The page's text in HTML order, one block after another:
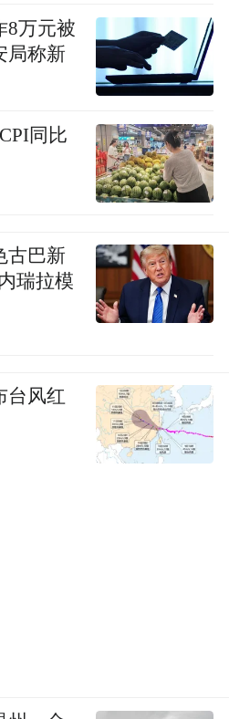
超200斤，BMI（体重指
属于肥胖。在排除了可
病变后，武汉亚心总医
和生活节奏，綦利平推
，很可能和肠道菌群失
群结构是有很明显的区
肥胖与肠道菌群失衡密
8万元被
局称新
同比
古巴新
瑞拉模
台风红